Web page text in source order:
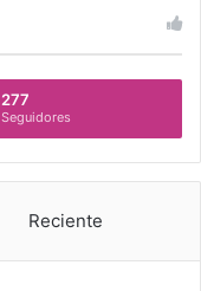
277
Seguidores
Reciente